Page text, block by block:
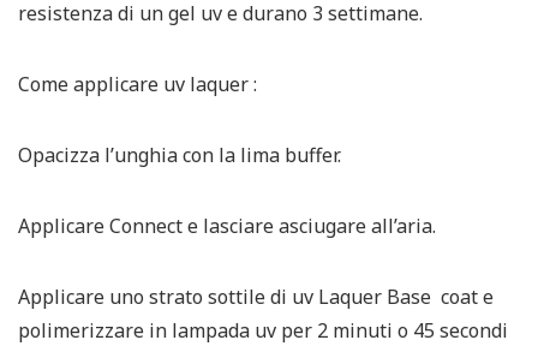
resistenza di un gel uv e durano 3 settimane.
Come applicare uv laquer :
Opacizza l’unghia con la lima buffer.
Applicare Connect e lasciare asciugare all’aria.
Applicare uno strato sottile di uv Laquer Base coat e
polimerizzare in lampada uv per 2 minuti o 45 secondi